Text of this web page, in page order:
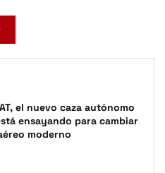
el nuevo caza autónomo
ensayando para cambiar
moderno